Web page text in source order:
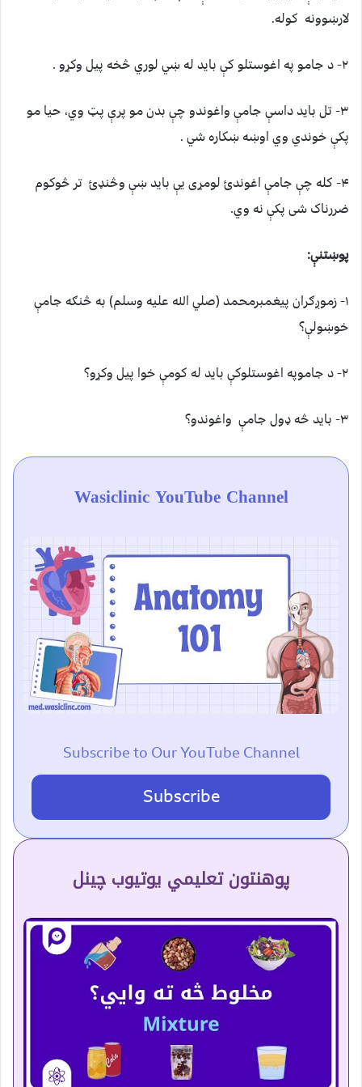
لارښوونه کوله.
۲- د جامو په اغوستلو کې بايد له ښي لوري څخه پيل وکړو .
۳- تل بايد داسې جامې واغوندو چې بدن مو پرې پټ وي، حيا مو
پکې خوندي وي اوښه ښکاره شي .
۴- کله چې جامې اغوندئ لومړى يې بايد ښې وڅنډئ تر څوکوم
ضررناک شى پکې نه وي.
پوښتنې:
۱- زموږګران پيغمبرمحمد (صلي الله عليه وسلم) به څنګه جامې
خوښولې؟
۲- د جاموپه اغوستلوکې بايد له کومې خوا پيل وکړو؟
۳- بايد څه ډول جامې واغوندو؟
Wasiclinic YouTube Channel
Subscribe to Our YouTube Channel
Subscribe
پوهنتون تعلیمي یوتیوب چینل